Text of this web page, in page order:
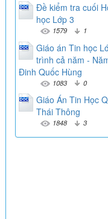
Đề kiểm tra cuối
học Lớp 3
1579 1
Giáo án Tin học
trình cả năm -
Đinh Quốc Hùng
1083 0
Giáo Án Tin Học
Thái Thông
1848 3